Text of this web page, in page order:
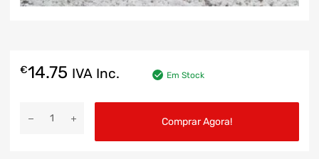
€14.75 IVA Inc. Em Stock
Comprar Agora!